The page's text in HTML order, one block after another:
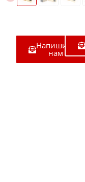
Напишите
нам